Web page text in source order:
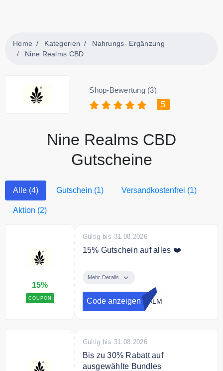
Home Kategorien
Nahrungs- Ergänzung
Nine Realms CBD
Shop-Bewertung (3)
5
Nine Realms CBD
Gutscheine
Alle (4) Gutschein (1) Versandkostenfrei (1)
Aktion (2)
15%
COUPON
Gültig bis 31.08.2026
15% Gutschein auf alles ❤️
Rabatt auf Deine erste Bestellung
Mehr Details
Code anzeigen EALM
Gültig bis 31.08.2026
Bis zu 30% Rabatt auf
ausgewählte Bundles